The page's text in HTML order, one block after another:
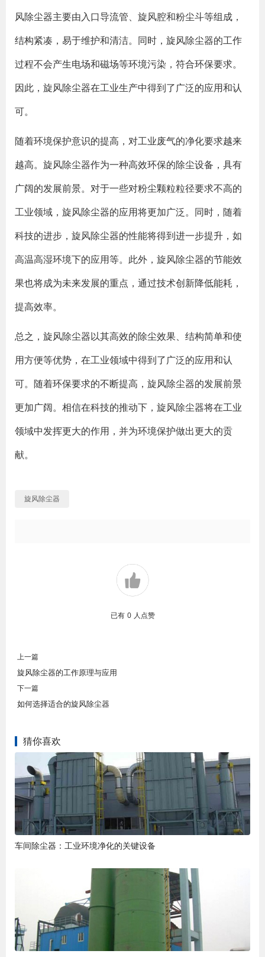
风除尘器主要由入口导流管、旋风腔和粉尘斗等组成，
结构紧凑，易于维护和清洁。同时，旋风除尘器的工作
过程不会产生电场和磁场等环境污染，符合环保要求。
因此，旋风除尘器在工业生产中得到了广泛的应用和认
可。
随着环境保护意识的提高，对工业废气的净化要求越来
越高。旋风除尘器作为一种高效环保的除尘设备，具有
广阔的发展前景。对于一些对粉尘颗粒粒径要求不高的
工业领域，旋风除尘器的应用将更加广泛。同时，随着
科技的进步，旋风除尘器的性能将得到进一步提升，如
高温高湿环境下的应用等。此外，旋风除尘器的节能效
果也将成为未来发展的重点，通过技术创新降低能耗，
提高效率。
总之，旋风除尘器以其高效的除尘效果、结构简单和使
用方便等优势，在工业领域中得到了广泛的应用和认
可。随着环保要求的不断提高，旋风除尘器的发展前景
更加广阔。相信在科技的推动下，旋风除尘器将在工业
领域中发挥更大的作用，并为环境保护做出更大的贡
献。
旋风除尘器
已有 0 人点赞
上一篇
旋风除尘器的工作原理与应用
下一篇
如何选择适合的旋风除尘器
猜你喜欢
车间除尘器：工业环境净化的关键设备